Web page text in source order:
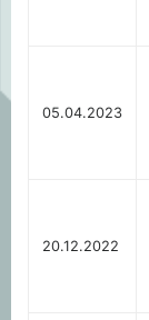
05.04.2023
20.12.2022